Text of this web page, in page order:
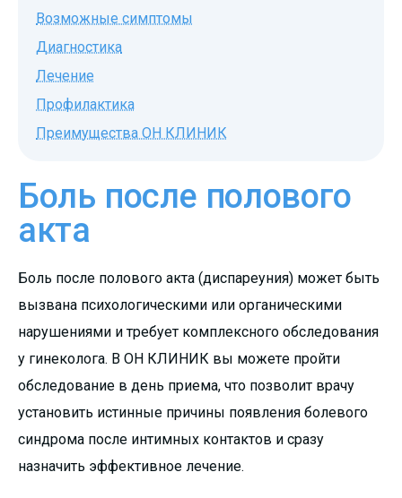
Возможные симптомы
Диагностика
Лечение
Профилактика
Преимущества ОН КЛИНИК
Боль после полового
акта
Боль после полового акта (диспареуния) может быть
вызвана психологическими или органическими
нарушениями и требует комплексного обследования
у гинеколога. В ОН КЛИНИК вы можете пройти
обследование в день приема, что позволит врачу
установить истинные причины появления болевого
синдрома после интимных контактов и сразу
назначить эффективное лечение.